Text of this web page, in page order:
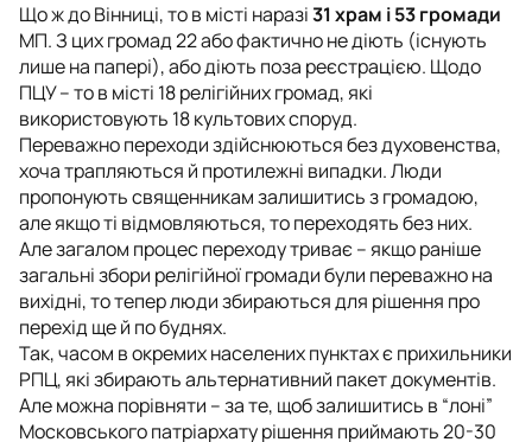
Що ж до Вінниці, то в місті наразі31 храм і 53 громади
МП. З цих громад 22 або фактично не діють (існують
лише на папері), або діють поза реєстрацією. Щодо
ПЦУ – то в місті 18 релігійних громад, які
використовують 18 культових споруд.
Переважно переходи здійснюються без духовенства,
хоча трапляються й протилежні випадки. Люди
пропонують священникам залишитись з громадою,
але якщо ті відмовляються, то переходять без них.
Але загалом процес переходу триває – якщо раніше
загальні збори релігійної громади були переважно на
вихідні, то тепер люди збираються для рішення про
перехід ще й по буднях.
Так, часом в окремих населених пунктах є прихильники
РПЦ, які збирають альтернативний пакет документів.
Але можна порівняти – за те, щоб залишитись в “лоні”
Московського патріархату рішення приймають 20-30